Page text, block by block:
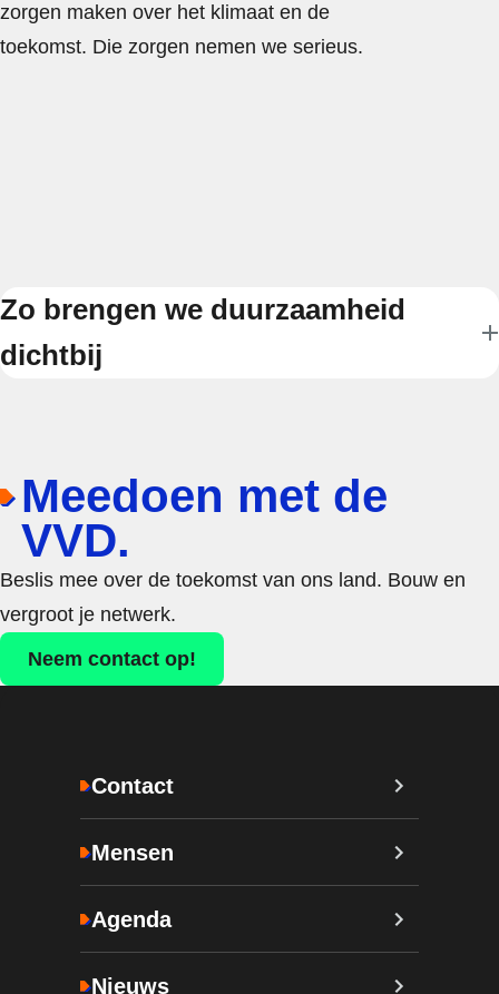
zorgen maken over het klimaat en de
toekomst. Die zorgen nemen we serieus.
Zo brengen we duurzaamheid
dichtbij
Meedoen met de
VVD.
Beslis mee over de toekomst van ons land. Bouw en
vergroot je netwerk.
Neem contact op!
Contact
Mensen
Agenda
Nieuws